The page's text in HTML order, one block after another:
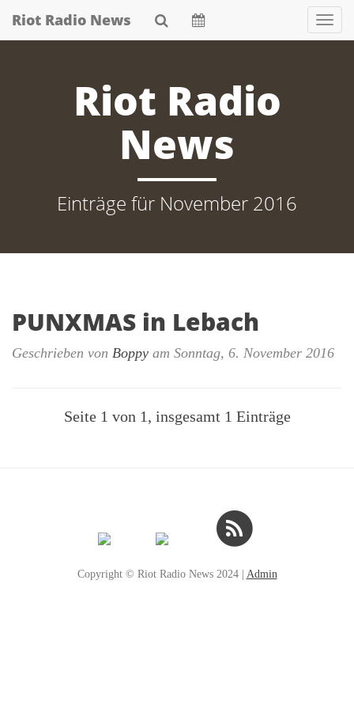
SkipRiot Radio News
Riot Radio
News
Einträge für November 2016
PUNXMAS in Lebach
Geschrieben von Boppy am Sonntag, 6. November 2016
Seite 1 von 1, insgesamt 1 Einträge
Copyright © Riot Radio News 2024 | Admin